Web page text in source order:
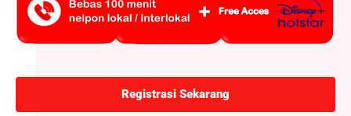
Registrasi Sekarang